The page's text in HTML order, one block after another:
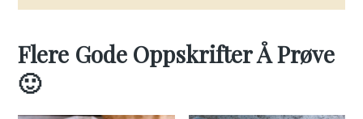
Flere Gode Oppskrifter Å Prøve
🙂